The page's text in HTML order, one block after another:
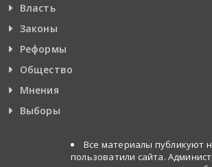
Власть
Законы
Реформы
Общество
Мнения
Выборы
Все материалы публикуют
пользоватили сайта.